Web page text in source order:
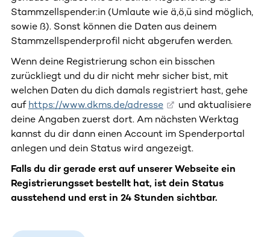
Stammzellspender:in (Umlaute wie ä,ö,ü sind möglich,
sowie ß). Sonst können die Daten aus deinem
Stammzellspenderprofil nicht abgerufen werden.
Wenn deine Registrierung schon ein bisschen
zurückliegt und du dir nicht mehr sicher bist, mit
welchen Daten du dich damals registriert hast, gehe
auf https://www.dkms.de/adresse
und aktualisiere
deine Angaben zuerst dort. Am nächsten Werktag
kannst du dir dann einen Account im Spenderportal
anlegen und dein Status wird angezeigt.
Falls du dir gerade erst auf unserer Webseite ein
Registrierungsset bestellt hat, ist dein Status
ausstehend und erst in 24 Stunden sichtbar.